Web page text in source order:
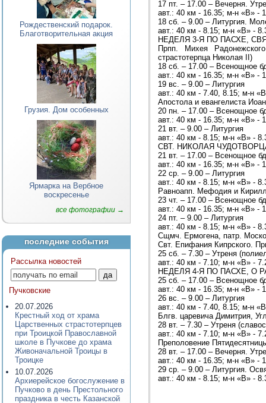
Рождественский подарок.
Благотворительная акция
Грузия. Дом особенных
Ярмарка на Вербное
воскресенье
все фотографии →
последние события
Рассылка новостей
Пучковские
20.07.2026
Крестный ход от храма
Царственных страстотерпцев
при Троицкой Православной
школе в Пучкове до храма
Живоначальной Троицы в
Троицке
10.07.2026
Архиерейское богослужение в
Пучково в день Престольного
праздника в честь Казанской
17 пт. – 17.00 – Вечерня.
авт.: 40 км - 16.35; м-н «В» -
18 сб. – 9.00 – Литургия.
авт.: 40 км - 8.15; м-н «В» -
НЕДЕЛЯ 3-Я ПО ПАСХЕ,
Прпп. Михея
страстотерпца Николая II)
18 сб. – 17.00 – Всенощное
авт.: 40 км - 16.35; м-н «В» -
19 вс. – 9.00 – Литургия
авт.: 40 км - 7.40, 8.15; м-н
Апостола и евангелиста
20 пн. – 17.00 – Всенощное
авт.: 40 км - 16.35; м-н «В» -
21 вт. – 9.00 – Литургия
авт.: 40 км - 8.15; м-н «В» -
СВТ. НИКОЛАЯ ЧУДОТВОРЦА.
21 вт. – 17.00 – Всенощное
авт.: 40 км - 16.35; м-н «В» -
22 ср. – 9.00 – Литургия
авт.: 40 км - 8.15; м-н «В» -
Равноапп. Мефодия и
23 чт. – 17.00 – Всенощное
авт.: 40 км - 16.35; м-н «В» -
24 пт. – 9.00 – Литургия
авт.: 40 км - 8.15; м-н «В» -
Сщмч. Ермогена, патр.
Свт. Епифания Кипрского.
25 сб. – 7.30 – Утреня
авт.: 40 км - 7.10; м-н «В» -
НЕДЕЛЯ 4-Я ПО ПАСХЕ, О
25 сб. – 17.00 – Всенощное
авт.: 40 км - 16.35; м-н «В» -
26 вс. – 9.00 – Литургия
авт.: 40 км - 7.40, 8.15; м-н
Блгв. царевича Димитрия,
28 вт. – 7.30 – Утреня
авт.: 40 км - 7.10; м-н «В» -
Преполовение
28 вт. – 17.00 – Вечерня.
авт.: 40 км - 16.35; м-н «В» -
29 ср. – 9.00 – Литургия.
авт.: 40 км - 8.15; м-н «В» -